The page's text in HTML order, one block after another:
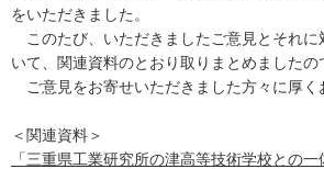
をいただきました。
このたび、いただきましたご意見とそれに
いて、関連資料のとおり取りまとめましたの
ご意見をお寄せいただきました方々に厚く
＜関連資料＞
「三重県工業研究所の津高等技術学校との